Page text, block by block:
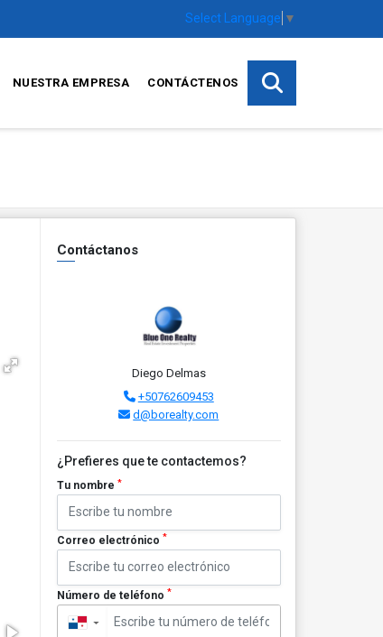
Select Language ▼
NUESTRA EMPRESA CONTÁCTENOS
Contáctanos
Diego Delmas
+50762609453
d@borealty.com
¿Prefieres que te contactemos?
Tu nombre *
Correo electrónico *
Número de teléfono *
▼